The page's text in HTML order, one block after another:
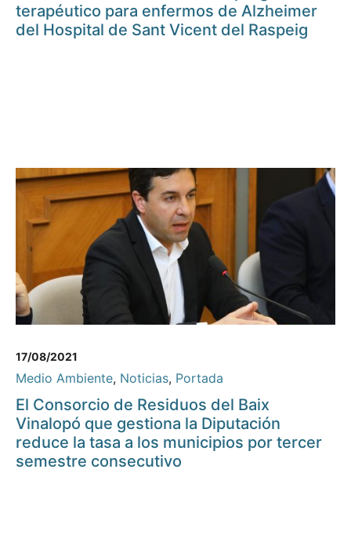
terapéutico para enfermos de Alzheimer
del Hospital de Sant Vicent del Raspeig
17/08/2021
Medio Ambiente, Noticias, Portada
El Consorcio de Residuos del Baix
Vinalopó que gestiona la Diputación
reduce la tasa a los municipios por tercer
semestre consecutivo